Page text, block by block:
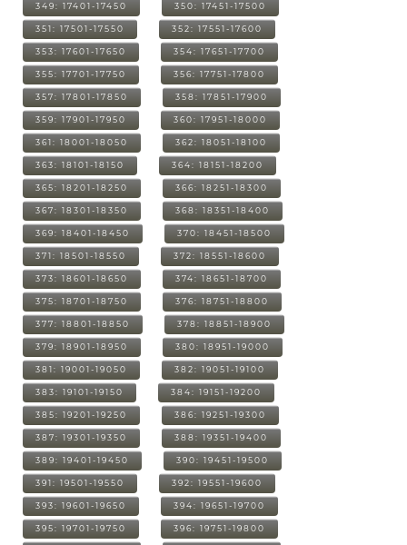
349: 17401-17450 350: 17451-17500
351: 17501-17550 352: 17551-17600
353: 17601-17650 354: 17651-17700
355: 17701-17750 356: 17751-17800
357: 17801-17850 358: 17851-17900
359: 17901-17950 360: 17951-18000
361: 18001-18050 362: 18051-18100
363: 18101-18150 364: 18151-18200
365: 18201-18250 366: 18251-18300
367: 18301-18350 368: 18351-18400
369: 18401-18450 370: 18451-18500
371: 18501-18550 372: 18551-18600
373: 18601-18650 374: 18651-18700
375: 18701-18750 376: 18751-18800
377: 18801-18850 378: 18851-18900
379: 18901-18950 380: 18951-19000
381: 19001-19050 382: 19051-19100
383: 19101-19150 384: 19151-19200
385: 19201-19250 386: 19251-19300
387: 19301-19350 388: 19351-19400
389: 19401-19450 390: 19451-19500
391: 19501-19550 392: 19551-19600
393: 19601-19650 394: 19651-19700
395: 19701-19750 396: 19751-19800